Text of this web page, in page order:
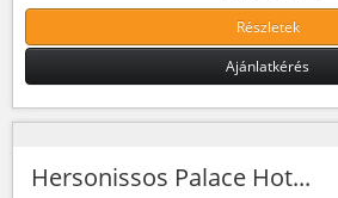
Részletek
Ajánlatkérés
Hersonissos Palace Hot...